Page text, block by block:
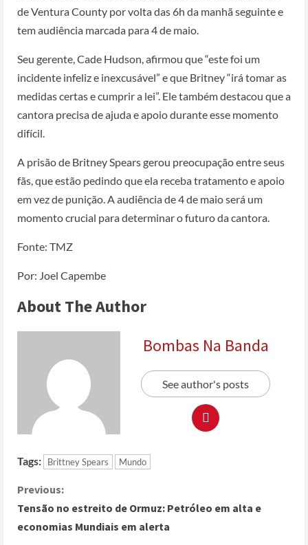
de Ventura County por volta das 6h da manhã seguinte e
tem audiência marcada para 4 de maio.
Seu gerente, Cade Hudson, afirmou que “este foi um
incidente infeliz e inexcusável” e que Britney “irá tomar as
medidas certas e cumprir a lei”. Ele também destacou que a
cantora precisa de ajuda e apoio durante esse momento
difícil.
A prisão de Britney Spears gerou preocupação entre seus
fãs, que estão pedindo que ela receba tratamento e apoio
em vez de punição. A audiência de 4 de maio será um
momento crucial para determinar o futuro da cantora.
Fonte: TMZ
Por: Joel Capembe
About The Author
Bombas Na Banda
See author's posts
Tags: Brittney Spears Mundo
Previous:
Tensão no estreito de Ormuz: Petróleo em alta e
economias Mundiais em alerta